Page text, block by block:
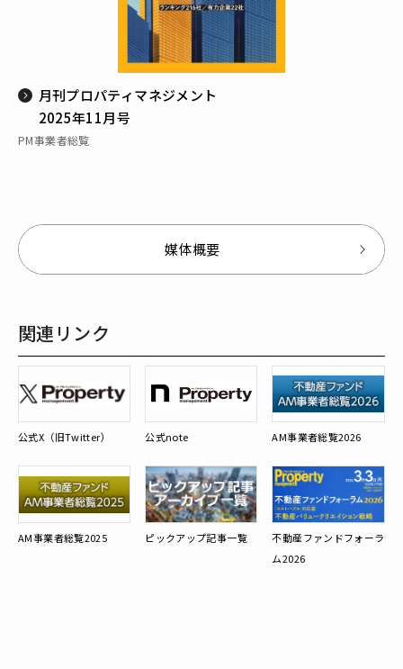
月刊プロパティマネジメント
2025年11月号
PM事業者総覧
媒体概要
関連リンク
公式X（旧Twitter） 公式note AM事業者総覧2026
AM事業者総覧2025 ピックアップ記事一覧
不動産ファンドフォーラ
ム2026